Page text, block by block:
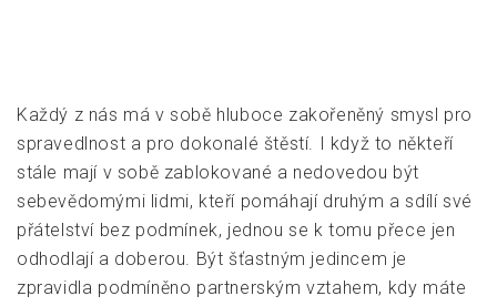
Každý z nás má v sobě hluboce zakořeněný smysl pro
spravedlnost a pro dokonalé štěstí. I když to někteří
stále mají v sobě zablokované a nedovedou být
sebevědomými lidmi, kteří pomáhají druhým a sdílí své
přátelství bez podmínek, jednou se k tomu přece jen
odhodlají a doberou. Být šťastným jedincem je
zpravidla podmíněno partnerským vztahem, kdy máte